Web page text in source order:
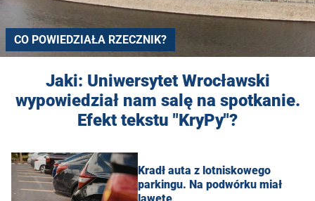
CO POWIEDZIAŁA RZECZNIK?
Jaki: Uniwersytet Wrocławski
wypowiedział nam salę na spotkanie.
Efekt tekstu "KryPy"?
Kradł auta z lotniskowego
parkingu. Na podwórku miał
lawetę